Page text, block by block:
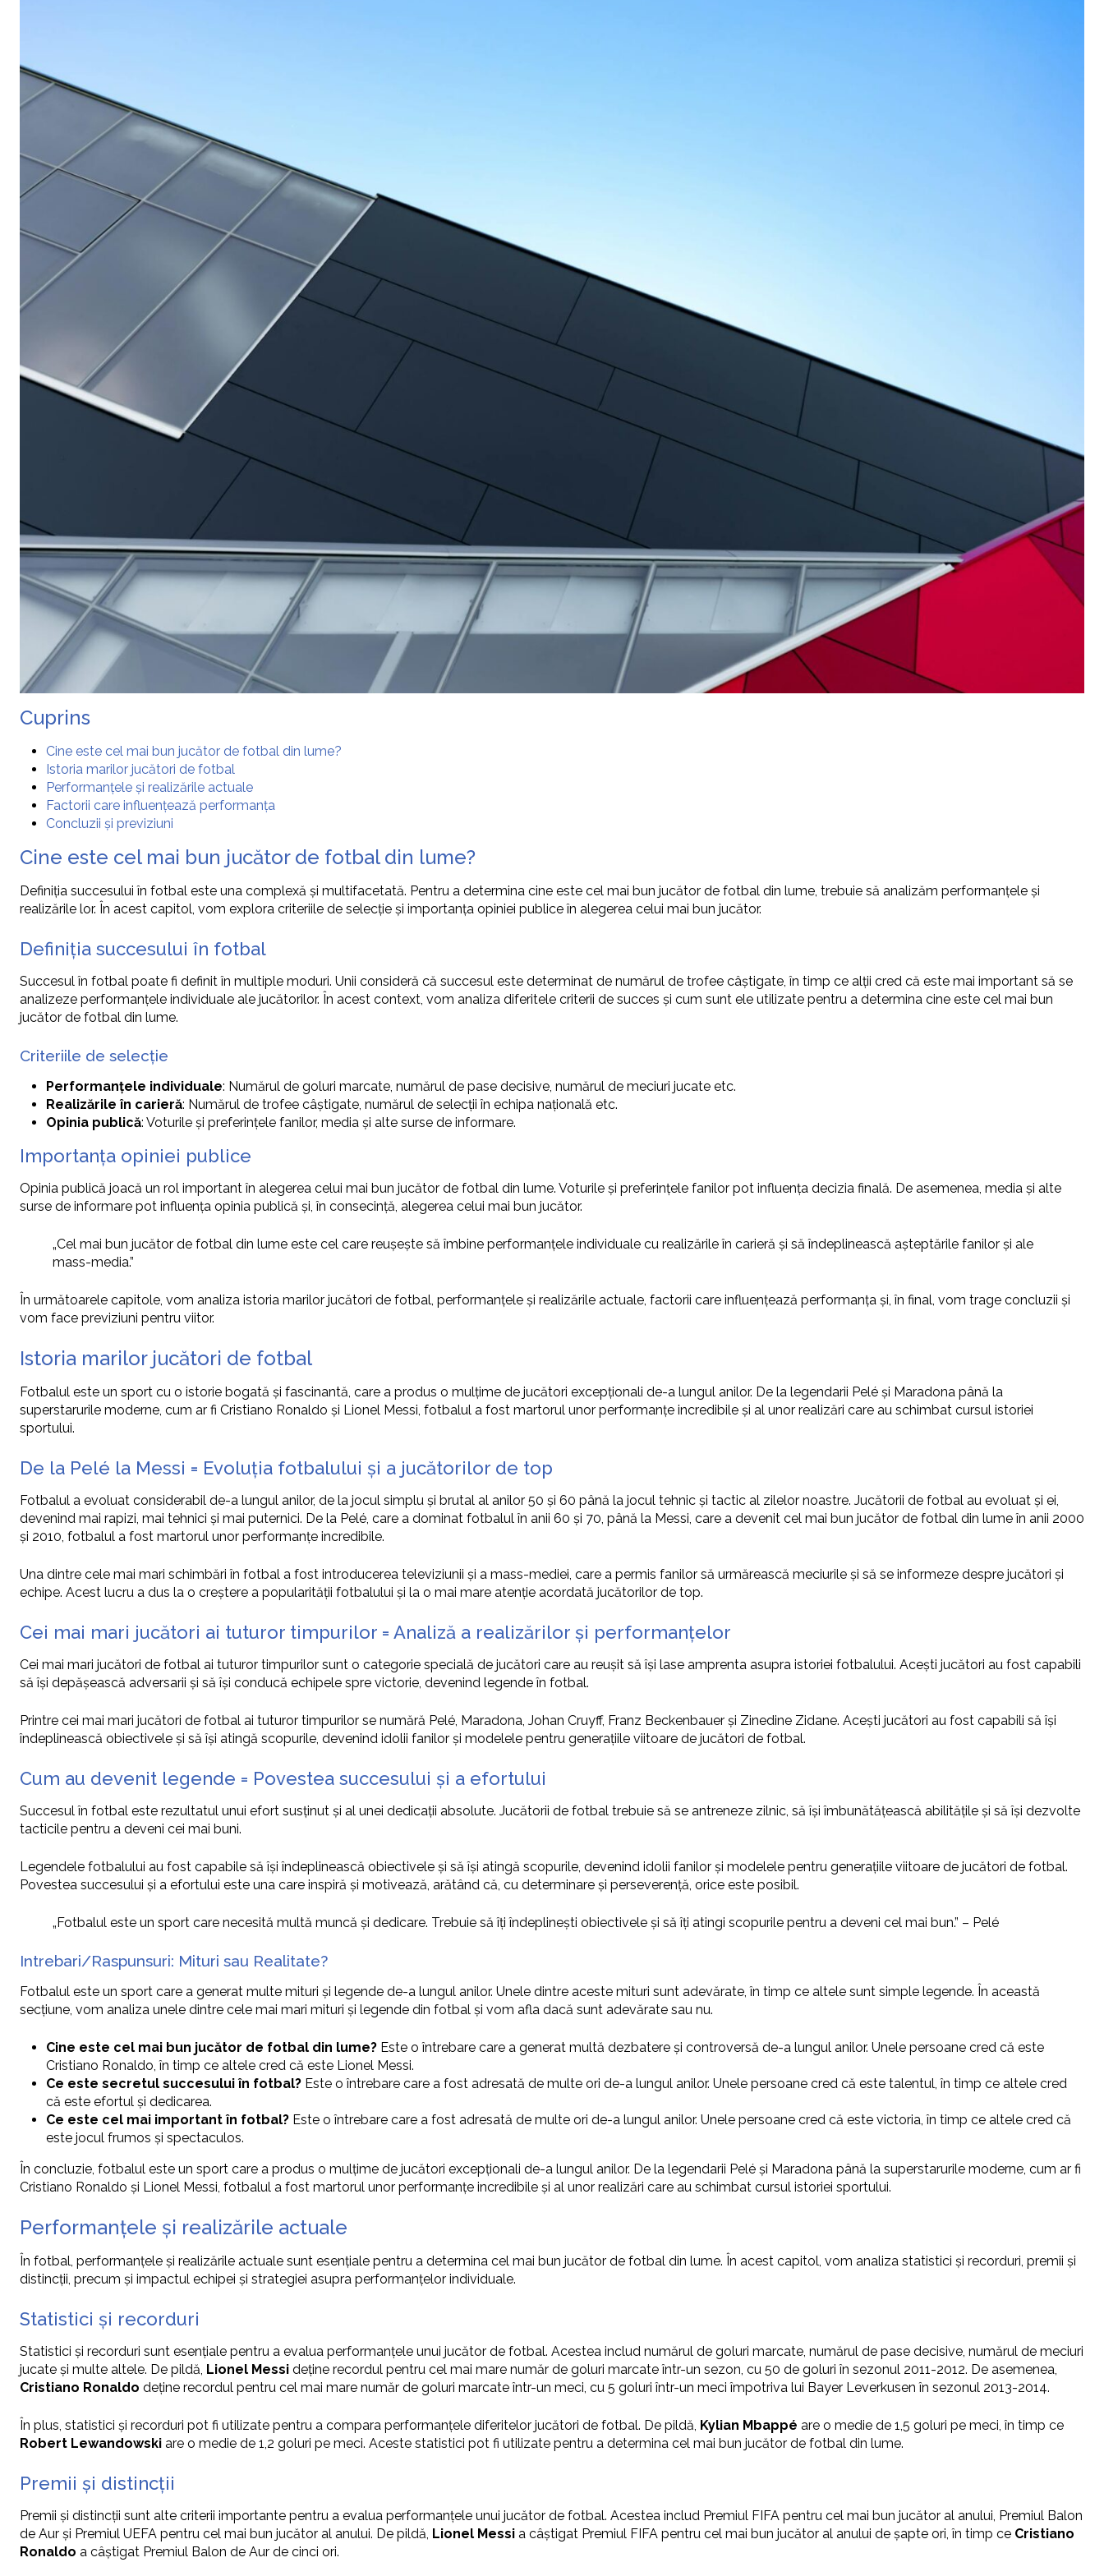
Cuprins
Cine este cel mai bun jucător de fotbal din lume?
Istoria marilor jucători de fotbal
Performanțele și realizările actuale
Factorii care influențează performanța
Concluzii și previziuni
Cine este cel mai bun jucător de fotbal din lume?
Definiția succesului în fotbal este una complexă și multifacetată. Pentru a determina cine este cel mai bun jucător de fotbal din lume, trebuie să analizăm performanțele și
realizările lor. În acest capitol, vom explora criteriile de selecție și importanța opiniei publice în alegerea celui mai bun jucător.
Definiția succesului în fotbal
Succesul în fotbal poate fi definit în multiple moduri. Unii consideră că succesul este determinat de numărul de trofee câștigate, în timp ce alții cred că este mai important să se
analizeze performanțele individuale ale jucătorilor. În acest context, vom analiza diferitele criterii de succes și cum sunt ele utilizate pentru a determina cine este cel mai bun
jucător de fotbal din lume.
Criteriile de selecție
Performanțele individuale: Numărul de goluri marcate, numărul de pase decisive, numărul de meciuri jucate etc.
Realizările în carieră: Numărul de trofee câștigate, numărul de selecții în echipa națională etc.
Opinia publică: Voturile și preferințele fanilor, media și alte surse de informare.
Importanța opiniei publice
Opinia publică joacă un rol important în alegerea celui mai bun jucător de fotbal din lume. Voturile și preferințele fanilor pot influența decizia finală. De asemenea, media și alte
surse de informare pot influența opinia publică și, în consecință, alegerea celui mai bun jucător.
„Cel mai bun jucător de fotbal din lume este cel care reușește să îmbine performanțele individuale cu realizările în carieră și să îndeplinească așteptările fanilor și ale
mass-media.”
În următoarele capitole, vom analiza istoria marilor jucători de fotbal, performanțele și realizările actuale, factorii care influențează performanța și, în final, vom trage concluzii și
vom face previziuni pentru viitor.
Istoria marilor jucători de fotbal
Fotbalul este un sport cu o istorie bogată și fascinantă, care a produs o mulțime de jucători excepționali de-a lungul anilor. De la legendarii Pelé și Maradona până la
superstarurile moderne, cum ar fi Cristiano Ronaldo și Lionel Messi, fotbalul a fost martorul unor performanțe incredibile și al unor realizări care au schimbat cursul istoriei
sportului.
De la Pelé la Messi = Evoluția fotbalului și a jucătorilor de top
Fotbalul a evoluat considerabil de-a lungul anilor, de la jocul simplu și brutal al anilor 50 și 60 până la jocul tehnic și tactic al zilelor noastre. Jucătorii de fotbal au evoluat și ei,
devenind mai rapizi, mai tehnici și mai puternici. De la Pelé, care a dominat fotbalul în anii 60 și 70, până la Messi, care a devenit cel mai bun jucător de fotbal din lume în anii 2000
și 2010, fotbalul a fost martorul unor performanțe incredibile.
Una dintre cele mai mari schimbări în fotbal a fost introducerea televiziunii și a mass-mediei, care a permis fanilor să urmărească meciurile și să se informeze despre jucători și
echipe. Acest lucru a dus la o creștere a popularității fotbalului și la o mai mare atenție acordată jucătorilor de top.
Cei mai mari jucători ai tuturor timpurilor = Analiză a realizărilor și performanțelor
Cei mai mari jucători de fotbal ai tuturor timpurilor sunt o categorie specială de jucători care au reușit să își lase amprenta asupra istoriei fotbalului. Acești jucători au fost capabili
să își depășească adversarii și să își conducă echipele spre victorie, devenind legende în fotbal.
Printre cei mai mari jucători de fotbal ai tuturor timpurilor se numără Pelé, Maradona, Johan Cruyff, Franz Beckenbauer și Zinedine Zidane. Acești jucători au fost capabili să își
îndeplinească obiectivele și să își atingă scopurile, devenind idolii fanilor și modelele pentru generațiile viitoare de jucători de fotbal.
Cum au devenit legende = Povestea succesului și a efortului
Succesul în fotbal este rezultatul unui efort susținut și al unei dedicații absolute. Jucătorii de fotbal trebuie să se antreneze zilnic, să își îmbunătățească abilitățile și să își dezvolte
tacticile pentru a deveni cei mai buni.
Legendele fotbalului au fost capabile să își îndeplinească obiectivele și să își atingă scopurile, devenind idolii fanilor și modelele pentru generațiile viitoare de jucători de fotbal.
Povestea succesului și a efortului este una care inspiră și motivează, arătând că, cu determinare și perseverență, orice este posibil.
„Fotbalul este un sport care necesită multă muncă și dedicare. Trebuie să îți îndeplinești obiectivele și să îți atingi scopurile pentru a deveni cel mai bun.” – Pelé
Intrebari/Raspunsuri: Mituri sau Realitate?
Fotbalul este un sport care a generat multe mituri și legende de-a lungul anilor. Unele dintre aceste mituri sunt adevărate, în timp ce altele sunt simple legende. În această
secțiune, vom analiza unele dintre cele mai mari mituri și legende din fotbal și vom afla dacă sunt adevărate sau nu.
Cine este cel mai bun jucător de fotbal din lume? Este o întrebare care a generat multă dezbatere și controversă de-a lungul anilor. Unele persoane cred că este
Cristiano Ronaldo, în timp ce altele cred că este Lionel Messi.
Ce este secretul succesului în fotbal? Este o întrebare care a fost adresată de multe ori de-a lungul anilor. Unele persoane cred că este talentul, în timp ce altele cred
că este efortul și dedicarea.
Ce este cel mai important în fotbal? Este o întrebare care a fost adresată de multe ori de-a lungul anilor. Unele persoane cred că este victoria, în timp ce altele cred că
este jocul frumos și spectaculos.
În concluzie, fotbalul este un sport care a produs o mulțime de jucători excepționali de-a lungul anilor. De la legendarii Pelé și Maradona până la superstarurile moderne, cum ar fi
Cristiano Ronaldo și Lionel Messi, fotbalul a fost martorul unor performanțe incredibile și al unor realizări care au schimbat cursul istoriei sportului.
Performanțele și realizările actuale
În fotbal, performanțele și realizările actuale sunt esențiale pentru a determina cel mai bun jucător de fotbal din lume. În acest capitol, vom analiza statistici și recorduri, premii și
distincții, precum și impactul echipei și strategiei asupra performanțelor individuale.
Statistici și recorduri
Statistici și recorduri sunt esențiale pentru a evalua performanțele unui jucător de fotbal. Acestea includ numărul de goluri marcate, numărul de pase decisive, numărul de meciuri
jucate și multe altele. De pildă, Lionel Messi deține recordul pentru cel mai mare număr de goluri marcate într-un sezon, cu 50 de goluri în sezonul 2011-2012. De asemenea,
Cristiano Ronaldo deține recordul pentru cel mai mare număr de goluri marcate într-un meci, cu 5 goluri într-un meci împotriva lui Bayer Leverkusen în sezonul 2013-2014.
În plus, statistici și recorduri pot fi utilizate pentru a compara performanțele diferitelor jucători de fotbal. De pildă, Kylian Mbappé are o medie de 1,5 goluri pe meci, în timp ce
Robert Lewandowski are o medie de 1,2 goluri pe meci. Aceste statistici pot fi utilizate pentru a determina cel mai bun jucător de fotbal din lume.
Premii și distincții
Premii și distincții sunt alte criterii importante pentru a evalua performanțele unui jucător de fotbal. Acestea includ Premiul FIFA pentru cel mai bun jucător al anului, Premiul Balon
de Aur și Premiul UEFA pentru cel mai bun jucător al anului. De pildă, Lionel Messi a câștigat Premiul FIFA pentru cel mai bun jucător al anului de șapte ori, în timp ce Cristiano
Ronaldo a câștigat Premiul Balon de Aur de cinci ori.